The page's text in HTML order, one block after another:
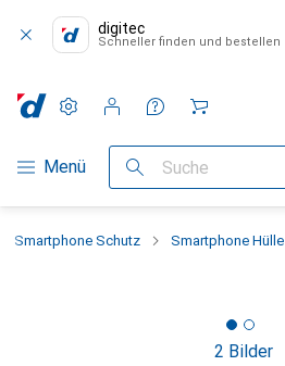
digitec
Schneller finden und bestellen
Navigation nach Kategorien
Menü Suche
Einstellungen
Kundenkonto
Vergleichslisten
Merklisten
Warenkorb
Smartphone Schutz Smartphone Hülle
2 Bilder